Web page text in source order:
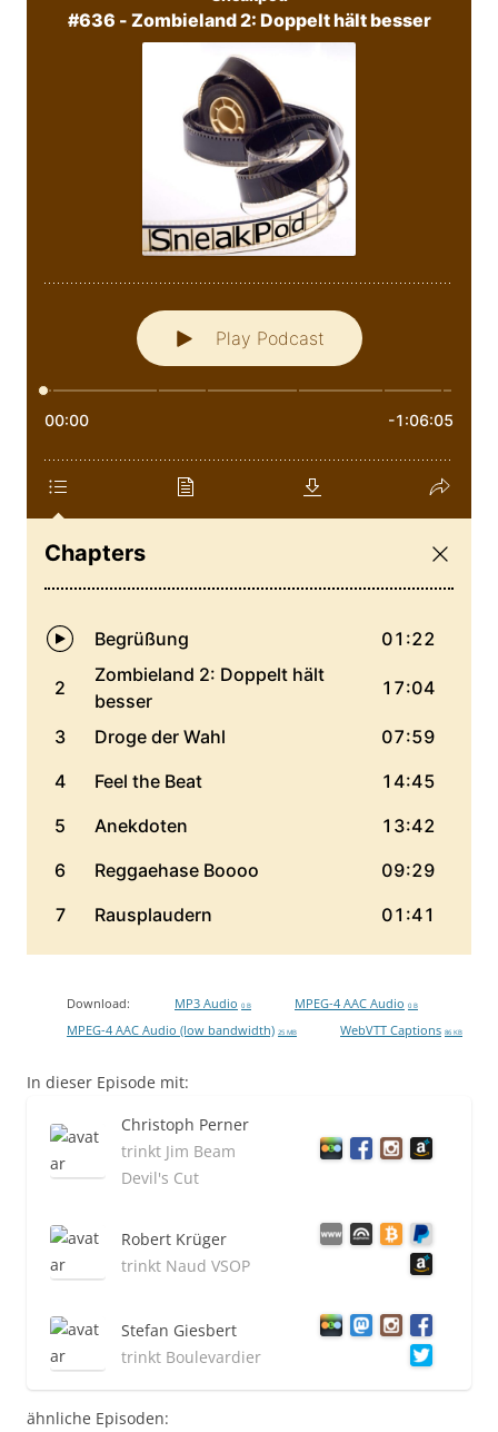
Download: MP3 Audio 0 B MPEG-4 AAC Audio 0 B
MPEG-4 AAC Audio (low bandwidth) 25 MB WebVTT Captions 86 KB
In dieser Episode mit:
Christoph Perner
trinkt Jim Beam
Devil's Cut
Robert Krüger
trinkt Naud VSOP
Stefan Giesbert
trinkt Boulevardier
ähnliche Episoden: